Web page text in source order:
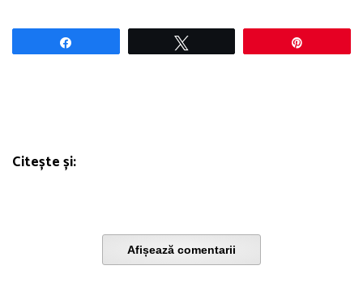
Citește și:
Afișează comentarii